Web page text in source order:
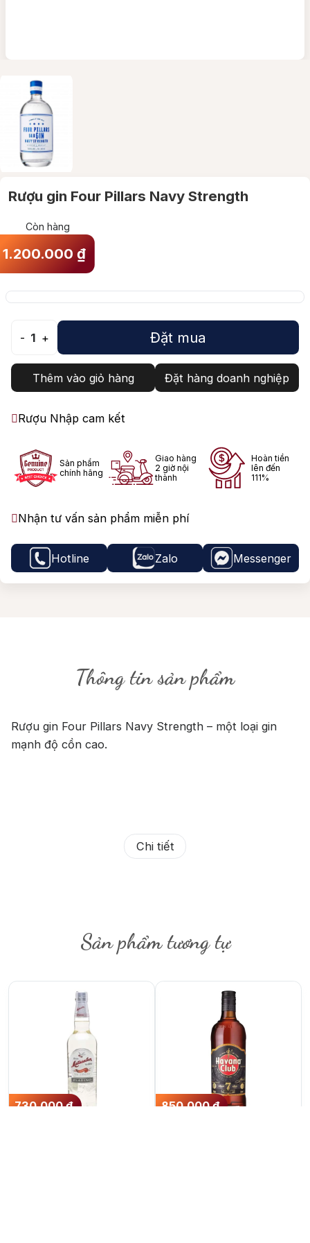
Rượu gin Four Pillars Navy Strength
1.200.000₫
Còn hàng
- 1 + Đặt mua
Thêm vào giỏ hàng Đặt hàng doanh nghiệp
Rượu Nhập cam kết
Sản phẩm
chính hãng
Giao hàng
2 giờ nội
thành
Hoàn tiền
lên đến
111%
Nhận tư vấn sản phẩm miễn phí
Hotline Zalo Messenger
Thông tin sản phẩm
Chi tiết
Rượu gin Four Pillars Navy Strength – một loại gin
mạnh độ cồn cao.
Sản phẩm tương tự
730.000₫ 850.000₫